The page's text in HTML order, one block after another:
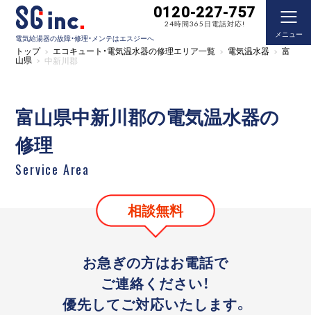
電気給湯器の故障・修理・メンテはエスジーへ
0120-227-757
24時間365日電話対応!
メニュー
トップ エコキュート・電気温水器の修理エリア一覧 電気温水器 富
山県 中新川郡
富山県中新川郡の電気温水器の
修理
Service Area
相談無料
お急ぎの方はお電話で
ご連絡ください！
優先してご対応いたします。